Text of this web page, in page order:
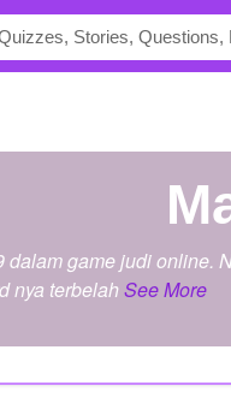
game judi online.
nya terbelahSee More